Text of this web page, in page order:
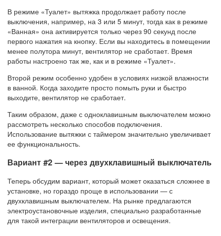
В режиме «Туалет» вытяжка продолжает работу после
выключения, например, на 3 или 5 минут, тогда как в режиме
«Ванная» она активируется только через 90 секунд после
первого нажатия на кнопку. Если вы находитесь в помещении
менее полутора минут, вентилятор не сработает. Время
работы настроено так же, как и в режиме «Туалет».
Второй режим особенно удобен в условиях низкой влажности
в ванной. Когда заходите просто помыть руки и быстро
выходите, вентилятор не сработает.
Таким образом, даже с одноклавишным выключателем можно
рассмотреть несколько способов подключения.
Использование вытяжки с таймером значительно увеличивает
ее функциональность.
Вариант #2 — через двухклавишный выключатель
Теперь обсудим вариант, который может оказаться сложнее в
установке, но гораздо проще в использовании — с
двухклавишным выключателем. На рынке предлагаются
электроустановочные изделия, специально разработанные
для такой интеграции вентиляторов и освещения.